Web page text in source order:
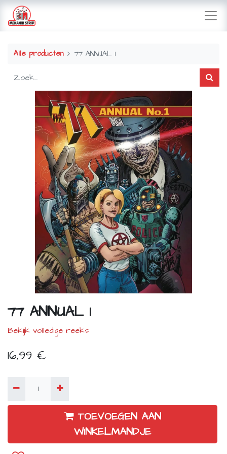
Alle producten 77 ANNUAL 1
77 ANNUAL 1
Bekijk volledige reeks
16,99 €
TOEVOEGEN AAN
WINKELMANDJE